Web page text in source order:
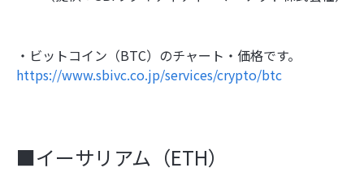
・ビットコイン（BTC）のチャート・価格です。
https://www.sbivc.co.jp/services/crypto/btc
■イーサリアム（ETH）